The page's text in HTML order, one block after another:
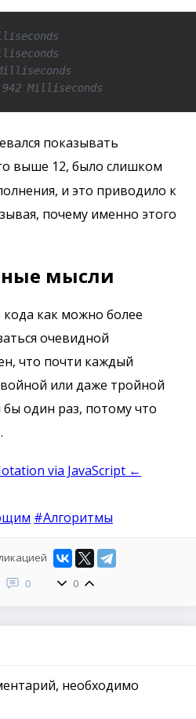
Milliseconds
показывать
выше 12, было слишком
и это приводило к
почему именно этого
мысли
как можно более
очевидной
что почти каждый
или даже тройной
один раз, потому что
via JavaScript ←
#Алгоритмы
0 0
необходимо